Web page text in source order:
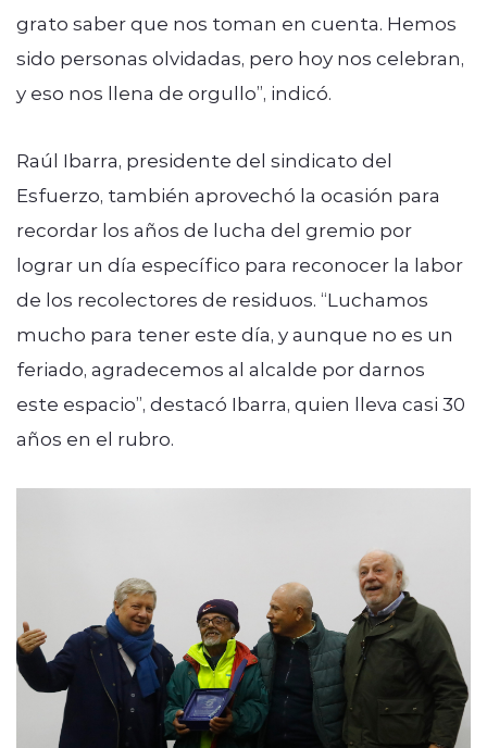
grato saber que nos toman en cuenta. Hemos
sido personas olvidadas, pero hoy nos celebran,
y eso nos llena de orgullo”, indicó.
Raúl Ibarra, presidente del sindicato del
Esfuerzo, también aprovechó la ocasión para
recordar los años de lucha del gremio por
lograr un día específico para reconocer la labor
de los recolectores de residuos. “Luchamos
mucho para tener este día, y aunque no es un
feriado, agradecemos al alcalde por darnos
este espacio”, destacó Ibarra, quien lleva casi 30
años en el rubro.